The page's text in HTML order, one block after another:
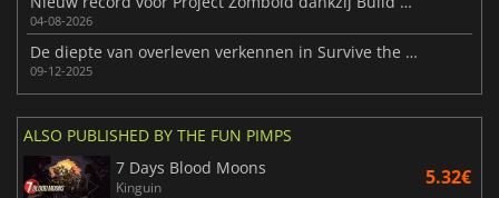
04-08-2026
De diepte van overleven verkennen in Survive the Nights
09-12-2025
ALSO PUBLISHED BY THE FUN PIMPS
7 Days Blood Moons
Kinguin 5.32€